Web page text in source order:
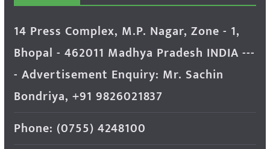
14 Press Complex, M.P. Nagar, Zone - 1,
Bhopal - 462011 Madhya Pradesh INDIA ---
- Advertisement Enquiry: Mr. Sachin
Bondriya, +91 9826021837
Phone: (0755) 4248100